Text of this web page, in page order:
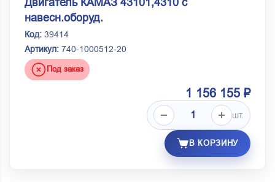
навесн.оборуд.
Код: 39414
Артикул: 740-1000512-20
Под заказ
1 156 155 ₽
шт.
В КОРЗИНУ